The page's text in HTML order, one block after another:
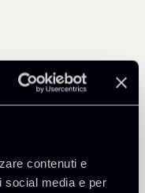
contenuti e
social media e per